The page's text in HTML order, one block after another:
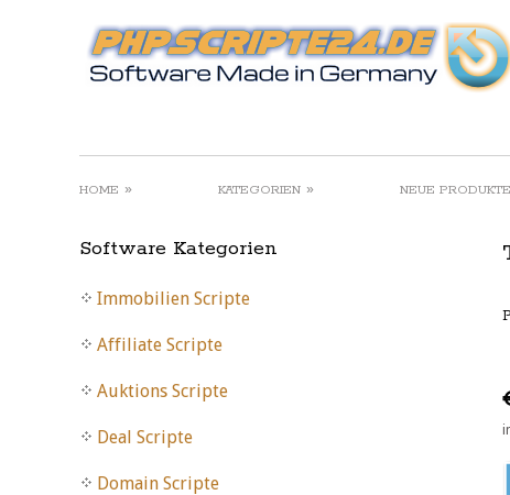
HOME » KATEGORIEN » NEUE PRODUKTE
Software Kategorien
Immobilien Scripte
Affiliate Scripte
Auktions Scripte
Deal Scripte
Domain Scripte